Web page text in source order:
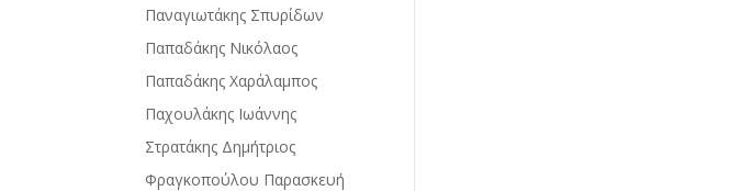
Παναγιωτάκης Σπυρίδων
Παπαδάκης Νικόλαος
Παπαδάκης Χαράλαμπος
Παχουλάκης Ιωάννης
Στρατάκης Δημήτριος
Φραγκοπούλου Παρασκευή